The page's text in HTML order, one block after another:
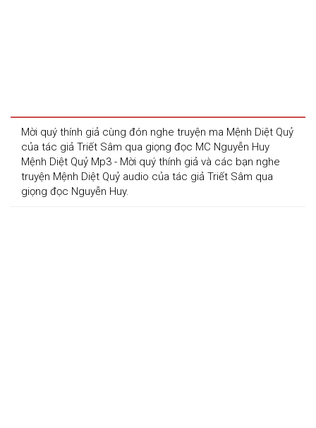
Mời quý thính giả cùng đón nghe truyện ma Mệnh Diệt Quỷ
của tác giả Triết Sâm qua giọng đọc MC Nguyễn Huy
Mệnh Diệt Quỷ Mp3 - Mời quý thính giả và các bạn nghe
truyện Mệnh Diệt Quỷ audio của tác giả Triết Sâm qua
giọng đọc Nguyễn Huy.